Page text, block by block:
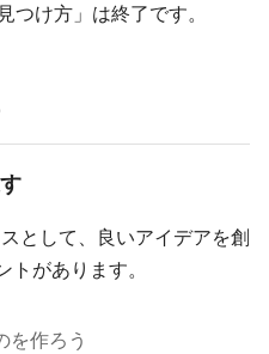
つけ方」は終了です。
として、良いアイデアを創
があります。
を作ろう